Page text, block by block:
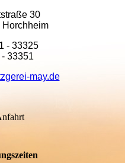
30
Horchheim
- 33325
33351
may.de